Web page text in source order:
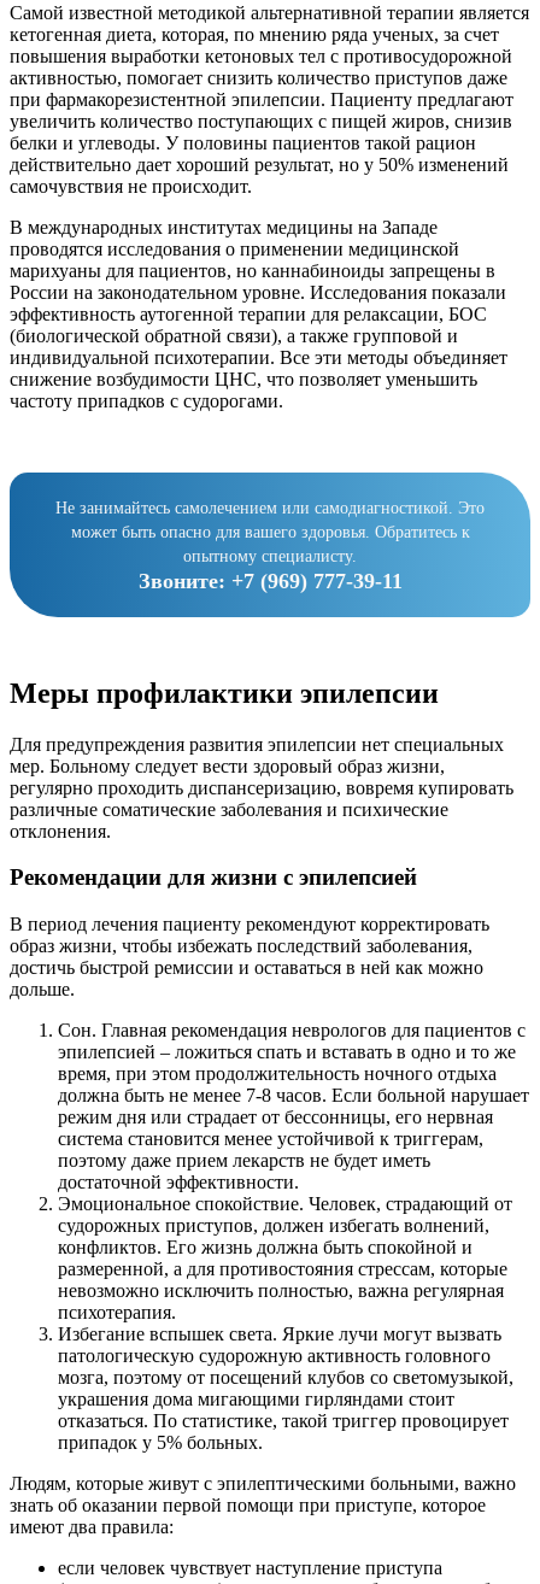
Самой известной методикой альтернативной терапии является
кетогенная диета, которая, по мнению ряда ученых, за счет
повышения выработки кетоновых тел с противосудорожной
активностью, помогает снизить количество приступов даже
при фармакорезистентной эпилепсии. Пациенту предлагают
увеличить количество поступающих с пищей жиров, снизив
белки и углеводы. У половины пациентов такой рацион
действительно дает хороший результат, но у 50% изменений
самочувствия не происходит.
В международных институтах медицины на Западе
проводятся исследования о применении медицинской
марихуаны для пациентов, но каннабиноиды запрещены в
России на законодательном уровне. Исследования показали
эффективность аутогенной терапии для релаксации, БОС
(биологической обратной связи), а также групповой и
индивидуальной психотерапии. Все эти методы объединяет
снижение возбудимости ЦНС, что позволяет уменьшить
частоту припадков с судорогами.
Не занимайтесь самолечением или самодиагностикой. Это
может быть опасно для вашего здоровья. Обратитесь к
опытному специалисту.
Звоните: +7 (969) 777-39-11
Меры профилактики эпилепсии
Для предупреждения развития эпилепсии нет специальных
мер. Больному следует вести здоровый образ жизни,
регулярно проходить диспансеризацию, вовремя купировать
различные соматические заболевания и психические
отклонения.
Рекомендации для жизни с эпилепсией
В период лечения пациенту рекомендуют корректировать
образ жизни, чтобы избежать последствий заболевания,
достичь быстрой ремиссии и оставаться в ней как можно
дольше.
Сон. Главная рекомендация неврологов для пациентов с
эпилепсией – ложиться спать и вставать в одно и то же
время, при этом продолжительность ночного отдыха
должна быть не менее 7-8 часов. Если больной нарушает
режим дня или страдает от бессонницы, его нервная
система становится менее устойчивой к триггерам,
поэтому даже прием лекарств не будет иметь
достаточной эффективности.
Эмоциональное спокойствие. Человек, страдающий от
судорожных приступов, должен избегать волнений,
конфликтов. Его жизнь должна быть спокойной и
размеренной, а для противостояния стрессам, которые
невозможно исключить полностью, важна регулярная
психотерапия.
Избегание вспышек света. Яркие лучи могут вызвать
патологическую судорожную активность головного
мозга, поэтому от посещений клубов со светомузыкой,
украшения дома мигающими гирляндами стоит
отказаться. По статистике, такой триггер провоцирует
припадок у 5% больных.
Людям, которые живут с эпилептическими больными, важно
знать об оказании первой помощи при приступе, которое
имеют два правила:
если человек чувствует наступление приступа